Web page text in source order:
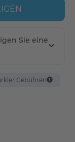
Sie eine
Gebühren